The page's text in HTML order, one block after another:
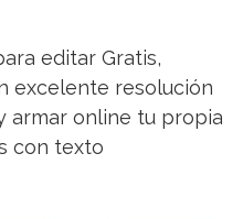
editar Gratis,
excelente resolución
armar online tu propia
con texto